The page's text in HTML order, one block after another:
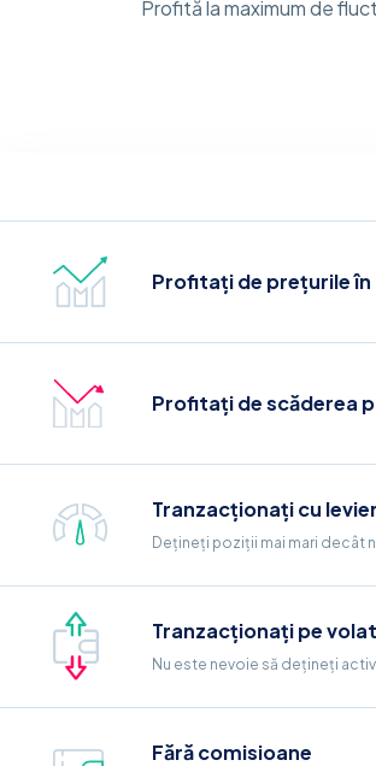
Profită la maximum de
Profitați de prețurile
Profitați de scăderea
Tranzacționați cu
Dețineți poziții mai mari decât
Tranzacționați pe
Nu este nevoie să dețineți
Fără comisioane